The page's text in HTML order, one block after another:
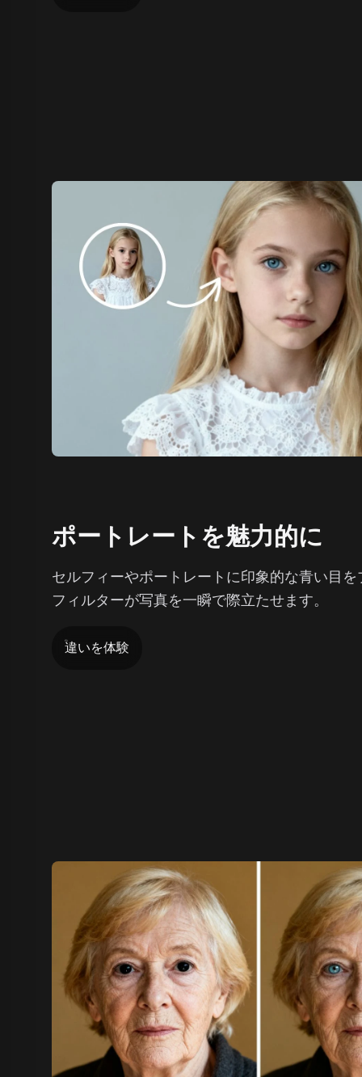
ポートレートを魅力的に
セルフィーやポートレートに印象的な青い目
フィルターが写真を一瞬で際立たせます。
違いを体験